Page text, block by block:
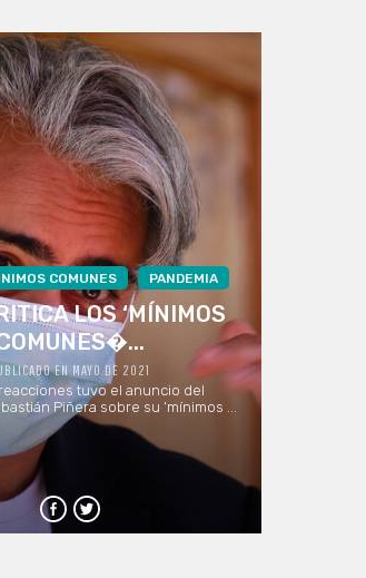
COMUNES PANDEMIA
LOS ‘MÍNIMOS
EN MAYO DE 2021
tuvo el anuncio del
Piñera sobre su ‘mínimos ...